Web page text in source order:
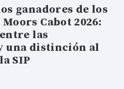
ganadores de los
Cabot 2026:
las
una distinción al
SIP